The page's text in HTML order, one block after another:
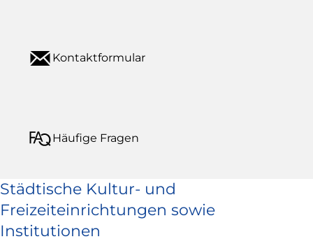
Kontaktformular
Häufige Fragen
Städtische Kultur- und
Freizeiteinrichtungen sowie
Institutionen